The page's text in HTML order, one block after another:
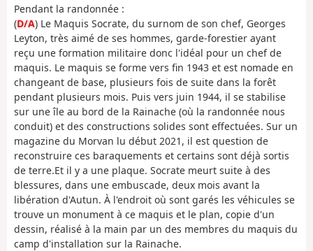
Pendant la randonnée :
(D/A) Le Maquis Socrate, du surnom de son chef, Georges
Leyton, très aimé de ses hommes, garde-forestier ayant
reçu une formation militaire donc l'idéal pour un chef de
maquis. Le maquis se forme vers fin 1943 et est nomade en
changeant de base, plusieurs fois de suite dans la forêt
pendant plusieurs mois. Puis vers juin 1944, il se stabilise
sur une île au bord de la Rainache (où la randonnée nous
conduit) et des constructions solides sont effectuées. Sur un
magazine du Morvan lu début 2021, il est question de
reconstruire ces baraquements et certains sont déjà sortis
de terre.Et il y a une plaque. Socrate meurt suite à des
blessures, dans une embuscade, deux mois avant la
libération d'Autun. À l'endroit où sont garés les véhicules se
trouve un monument à ce maquis et le plan, copie d'un
dessin, réalisé à la main par un des membres du maquis du
camp d'installation sur la Rainache.